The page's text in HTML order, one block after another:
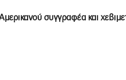
συγγραφέα και